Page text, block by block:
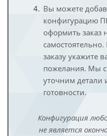
Вы можете
конфигурацию
оформить заказ
заказу укажите
пожелания. Мы
уточним детали
готовности.
Конфигурация
не является